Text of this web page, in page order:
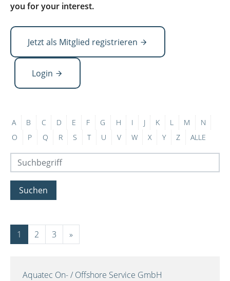
you for your interest.
Jetzt als Mitglied registrieren
Login
A B C D E F G H I J K L M
N
O
P Q R S T U V W X Y Z ALLE
Suchen
1 2 3 »
Aquatec On- / Offshore Service GmbH